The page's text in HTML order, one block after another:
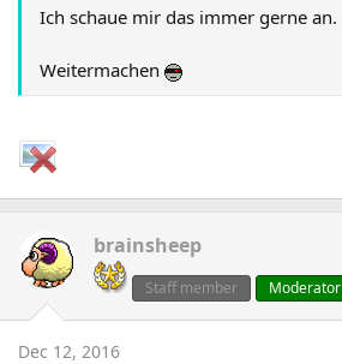
Ich schaue mir das immer gerne an.
Weitermachen
brainsheep
Staff member Moderator
Dec 12, 2016